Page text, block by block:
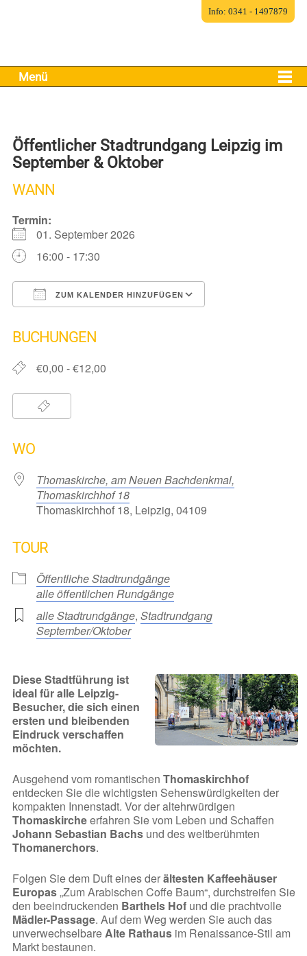
Menü
Öffentlicher Stadtrundgang Leipzig im
September & Oktober
WANN
Termin:
01. September 2026
16:00 - 17:30
ZUM KALENDER HINZUFÜGEN
BUCHUNGEN
€0,00 - €12,00
WO
Thomaskirche, am Neuen Bachdenkmal,
Thomaskirchhof 18
Thomaskirchhof 18, Leipzig, 04109
TOUR
Öffentliche Stadtrundgänge
alle öffentlichen Rundgänge
alle Stadtrundgänge, Stadtrundgang
September/Oktober
Diese Stadtführung ist
ideal für alle Leipzig-
Besucher, die sich einen
ersten und bleibenden
Eindruck verschaffen
möchten.
Ausgehend vom romantischen Thomaskirchhof
entdecken Sie die wichtigsten Sehenswürdigkeiten der
kompakten Innenstadt. Vor der altehrwürdigen
Thomaskircheerfahren Sie vom Leben und Schaffen
Johann Sebastian Bachsund des weltberühmten
Thomanerchors.
Folgen Sie dem Duft eines derältesten Kaffeehäuser
Europas„Zum Arabischen Coffe Baum“, durchstreifen Sie
den beeindruckenden Barthels Hofund die prachtvolle
Mädler-Passage. Auf dem Weg werden Sie auch das
unverwechselbareAlte Rathausim Renaissance-Stil am
Markt bestaunen.
Info: 0341 - 1497879